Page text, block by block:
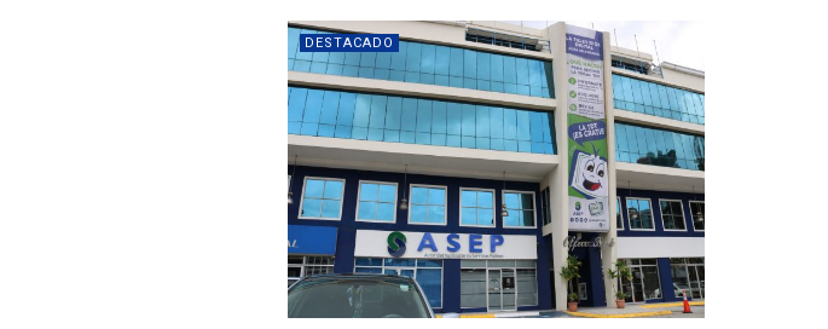
DESTACADO